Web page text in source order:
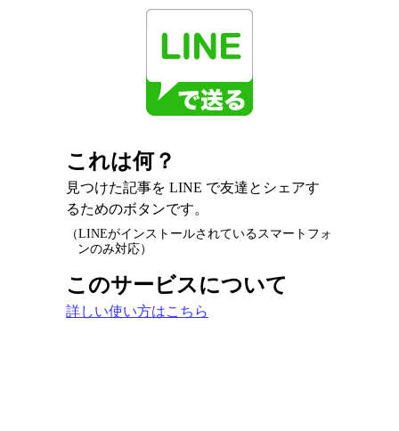
これは何？
見つけた記事を LINE で友達とシェアす
るためのボタンです。
（LINEがインストールされているスマートフォ
ンのみ対応）
このサービスについて
詳しい使い方はこちら